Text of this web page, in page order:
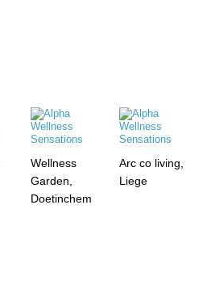
Wellness
Garden,
Doetinchem
Arc co living,
Liege